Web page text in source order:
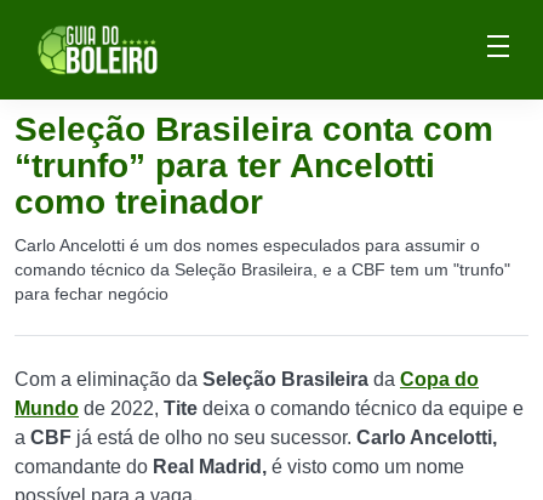
Seleção Brasileira conta com
“trunfo” para ter Ancelotti
como treinador
Carlo Ancelotti é um dos nomes especulados para assumir o
comando técnico da Seleção Brasileira, e a CBF tem um "trunfo"
para fechar negócio
Com a eliminação da Seleção Brasileira da Copa do
Mundo de 2022, Tite deixa o comando técnico da equipe e
a CBF já está de olho no seu sucessor. Carlo Ancelotti,
comandante do Real Madrid, é visto como um nome
possível para a vaga.